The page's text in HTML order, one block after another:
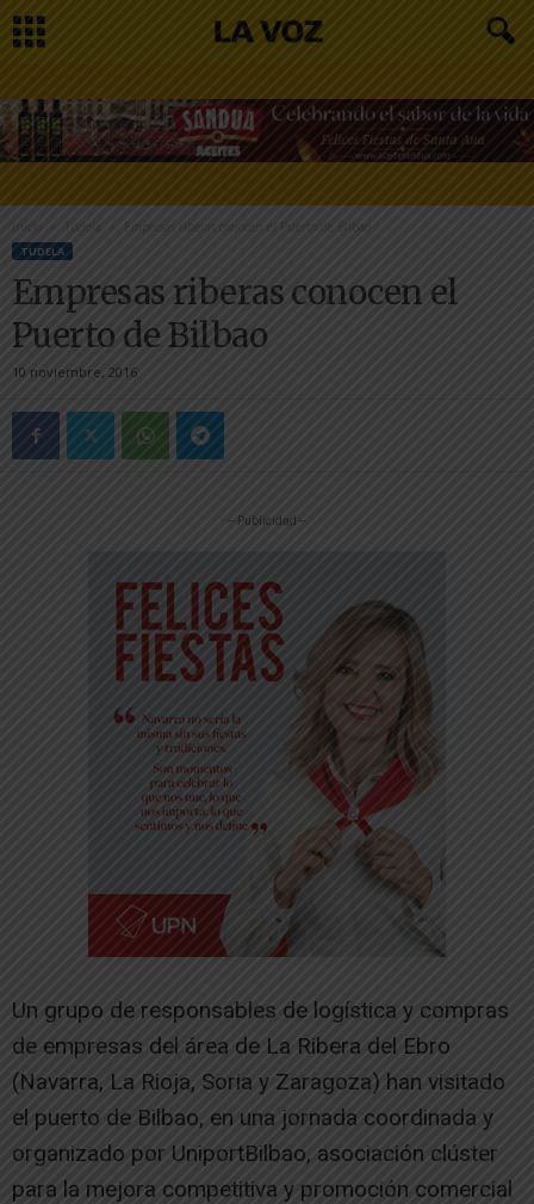
Inicio Tudela Empresas riberas conocen el Puerto de Bilbao
TUDELA
Empresas riberas conocen el
Puerto de Bilbao
10 noviembre, 2016
-- Publicidad --
Un grupo de responsables de logística y compras
de empresas del área de La Ribera del Ebro
(Navarra, La Rioja, Soria y Zaragoza) han visitado
el puerto de Bilbao, en una jornada coordinada y
organizado por UniportBilbao, asociación clúster
para la mejora competitiva y promoción comercial